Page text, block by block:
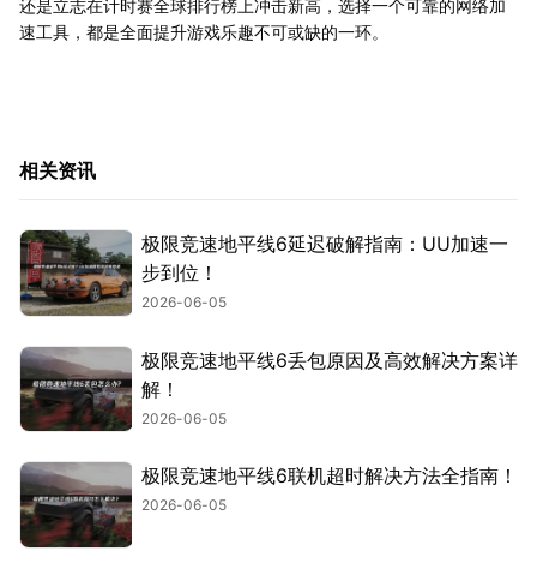
还是立志在计时赛全球排行榜上冲击新高，选择一个可靠的网络加
速工具，都是全面提升游戏乐趣不可或缺的一环。
相关资讯
极限竞速地平线6延迟破解指南：UU加速一
步到位！
2026-06-05
极限竞速地平线6丢包原因及高效解决方案详
解！
2026-06-05
极限竞速地平线6联机超时解决方法全指南！
2026-06-05